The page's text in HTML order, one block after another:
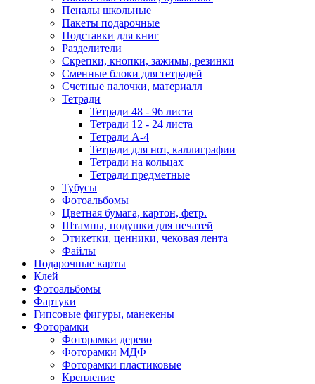
Пеналы школьные
Пакеты подарочные
Подставки для книг
Разделители
Скрепки, кнопки, зажимы, резинки
Сменные блоки для тетрадей
Счетные палочки, материалл
Тетради
Тетради 48 - 96 листа
Тетради 12 - 24 листа
Тетради А-4
Тетради для нот, каллиграфии
Тетради на кольцах
Тетради предметные
Тубусы
Фотоальбомы
Цветная бумага, картон, фетр.
Штампы, подушки для печатей
Этикетки, ценники, чековая лента
Файлы
Подарочные карты
Клей
Фотоальбомы
Фартуки
Гипсовые фигуры, манекены
Фоторамки
Фоторамки дерево
Фоторамки МДФ
Фоторамки пластиковые
Крепление